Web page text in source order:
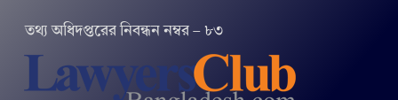
তথ‌্য অ‌ধিদপ্ত‌রের নিবন্ধন নম্বর – ৮৩